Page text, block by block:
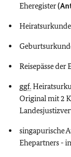
Eheregister
Reisepässe
ggf.
Original mit 2
singapurische
Ehepartners -